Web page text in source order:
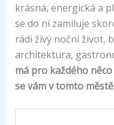
krásná, energická a
se do ní zamiluje
rádi živý noční život,
architektura,
má pro každého
se vám v tomto